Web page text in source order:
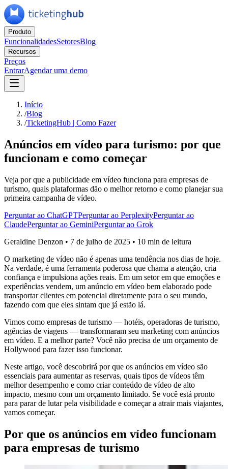
Produto
FuncionalidadesSetoresBlog
Recursos
Preços
EntrarAgendar uma demo
Início
/Blog
/TicketingHub | Como Fazer
Anúncios em vídeo para turismo: por que
funcionam e como começar
Veja por que a publicidade em vídeo funciona para empresas de
turismo, quais plataformas dão o melhor retorno e como planejar sua
primeira campanha de vídeo.
Perguntar ao ChatGPTPerguntar ao PerplexityPerguntar ao
ClaudePerguntar ao GeminiPerguntar ao Grok
Geraldine Denzon • 7 de julho de 2025 • 10 min de leitura
O marketing de vídeo não é apenas uma tendência nos dias de hoje.
Na verdade, é uma ferramenta poderosa que chama a atenção, cria
confiança e impulsiona ações reais. Em um setor em que emoções e
experiências vendem, um anúncio em vídeo bem elaborado pode
transportar clientes em potencial diretamente para o seu mundo,
fazendo com que eles sintam que já estão lá.
Vimos como empresas de turismo — hotéis, operadoras de turismo,
agências de viagens — transformaram seu marketing com anúncios
em vídeo. E a melhor parte? Você não precisa de um orçamento de
Hollywood para fazer isso funcionar.
Neste artigo, você descobrirá por que os anúncios em vídeo são
essenciais para aumentar as reservas, quais tipos de vídeos têm
melhor desempenho e como criar conteúdo de vídeo de alto
impacto, mesmo com um orçamento limitado. Se você está pronto
para parar de lutar pela visibilidade e começar a atrair mais viajantes,
vamos começar.
Por que os anúncios em vídeo funcionam
para empresas de turismo